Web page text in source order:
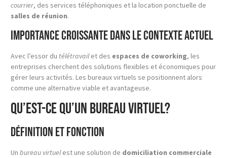
courrier, des services téléphoniques et la location ponctuelle de
salles de réunion.
Importance croissante dans le contexte actuel
Avec l’essor du télétravailet des espaces de coworking, les
entreprises cherchent des solutions flexibles et économiques pour
gérer leurs activités. Les bureaux virtuels se positionnent alors
comme une alternative viable et avantageuse.
Qu’est-ce qu’un Bureau Virtuel?
Définition et fonction
Un bureau virtuelest une solution de domiciliation commerciale